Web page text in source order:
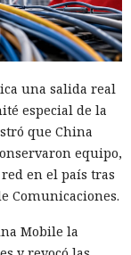
una salida real
especial de la
que China
equipo,
en el país tras
Comunicaciones.
Mobile la